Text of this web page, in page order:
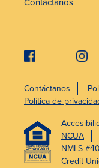
Contáctanos
Política de
NCUA
NMLS
Credit